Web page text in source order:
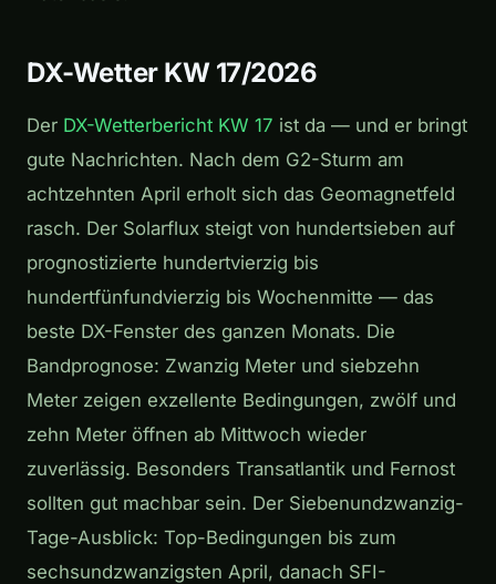
DX-Wetter KW 17/2026
Der DX-Wetterbericht KW 17 ist da — und er bringt
gute Nachrichten. Nach dem G2-Sturm am
achtzehnten April erholt sich das Geomagnetfeld
rasch. Der Solarflux steigt von hundertsieben auf
prognostizierte hundertvierzig bis
hundertfünfundvierzig bis Wochenmitte — das
beste DX-Fenster des ganzen Monats. Die
Bandprognose: Zwanzig Meter und siebzehn
Meter zeigen exzellente Bedingungen, zwölf und
zehn Meter öffnen ab Mittwoch wieder
zuverlässig. Besonders Transatlantik und Fernost
sollten gut machbar sein. Der Siebenundzwanzig-
Tage-Ausblick: Top-Bedingungen bis zum
sechsundzwanzigsten April, danach SFI-